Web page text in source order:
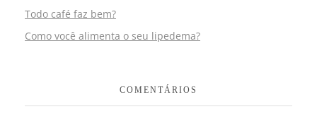
Todo café faz bem?
Como você alimenta o seu lipedema?
COMENTÁRIOS